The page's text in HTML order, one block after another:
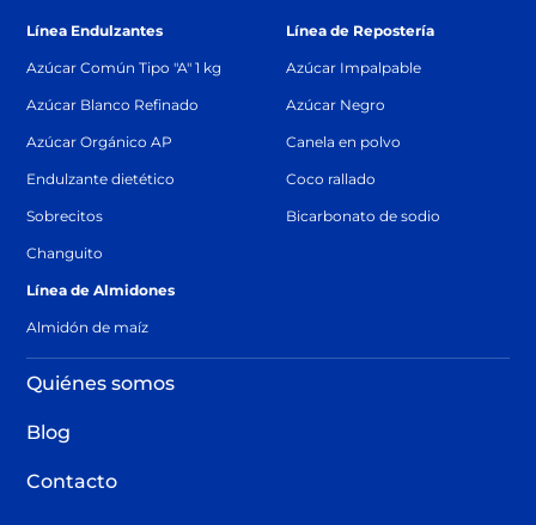
Línea Endulzantes
Azúcar Común Tipo "A" 1 kg
Azúcar Blanco Refinado
Azúcar Orgánico AP
Endulzante dietético
Sobrecitos
Changuito
Línea de Repostería
Azúcar Impalpable
Azúcar Negro
Canela en polvo
Coco rallado
Bicarbonato de sodio
Línea de Almidones
Almidón de maíz
Quiénes somos
Blog
Contacto